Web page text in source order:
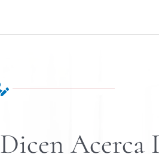
Dicen Acerca